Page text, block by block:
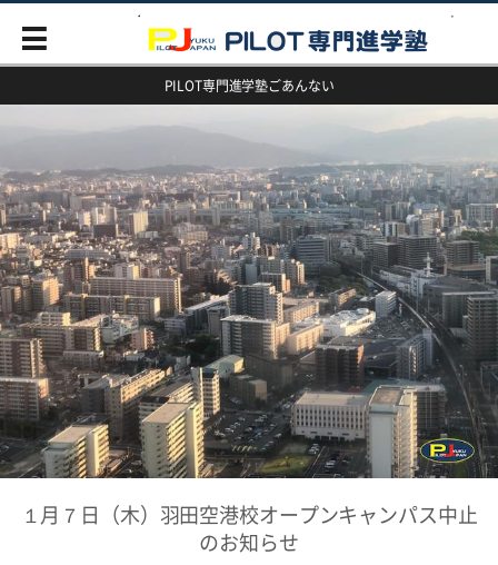
PILOT専門進学塾ごあんない
１月７日（木）羽田空港校オープンキャンパス中止
のお知らせ